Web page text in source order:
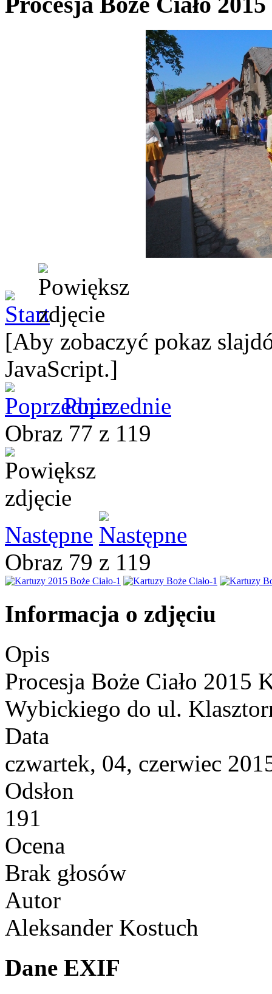
[Aby zobaczyć pokaz
JavaScript.]
Poprzednie
Obraz 77 z 119
Następne
Obraz 79 z 119
Informacja o zdjęciu
Opis
Procesja Boże Ciało 2015
Wybickiego do ul.
Data
czwartek, 04, czerwiec
Odsłon
191
Ocena
Brak głosów
Autor
Aleksander Kostuch
Dane EXIF